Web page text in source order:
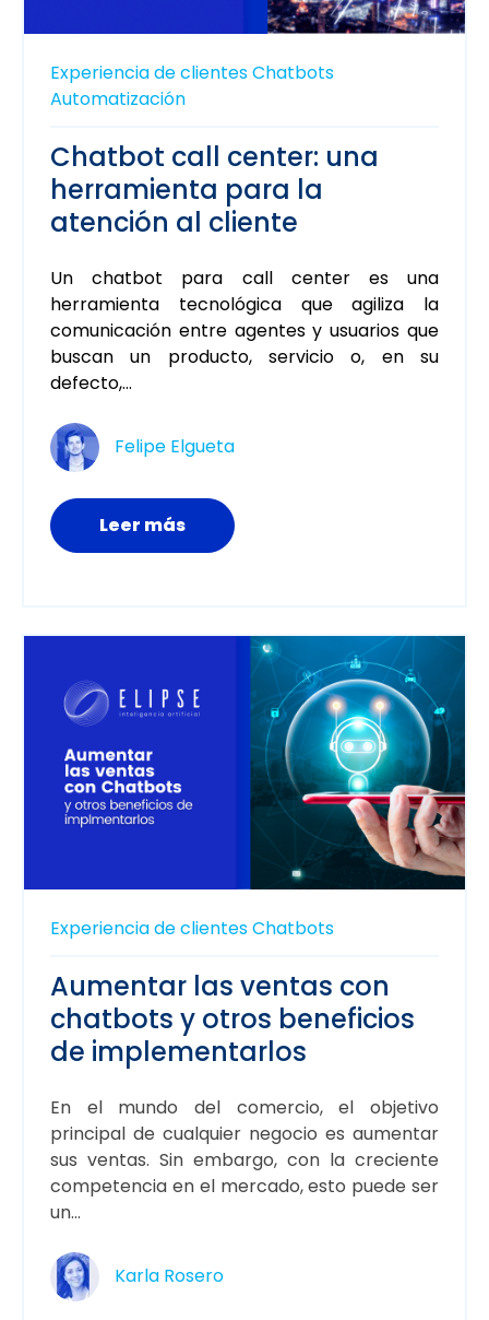
Experiencia de clientesChatbots
Automatización
Chatbot call center: una
herramienta para la
atención al cliente
Un chatbot para call center es una
herramienta tecnológica que agiliza la
comunicación entre agentes y usuarios que
buscan un producto, servicio o, en su
defecto,...
Felipe Elgueta
Leer más
Experiencia de clientesChatbots
Aumentar las ventas con
chatbots y otros beneficios
de implementarlos
En el mundo del comercio, el objetivo
principal de cualquier negocio es aumentar
sus ventas. Sin embargo, con la creciente
competencia en el mercado, esto puede ser
un...
Karla Rosero